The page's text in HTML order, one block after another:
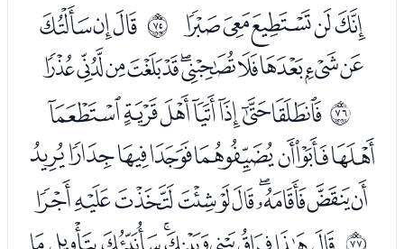
ﭖﭗﭘﭙﭚ ﱊ ﭜﭝﭞ
ﭟﭠﭡﭢﭣﭤﭥﭦﭧﭨﭩ
ﱋﭫﭬﭭﭮﭯﭰﭱ
ﭲﭳﭴﭵﭶﭷﭸﭹ
ﭺﭻﭼﭽﭾﭿﮀﮁﮂﮃ